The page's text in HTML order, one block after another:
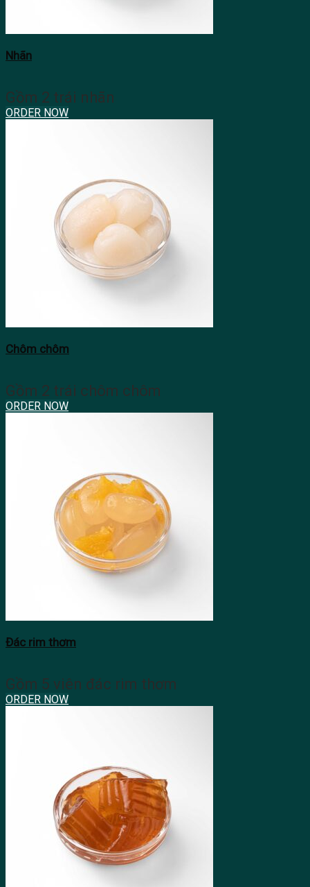
Nhãn
Gồm 2 trái nhãn
ORDER NOW
Chôm chôm
Gồm 2 trái chôm chôm
ORDER NOW
Đác rim thơm
Gồm 5 viên đác rim thơm
ORDER NOW